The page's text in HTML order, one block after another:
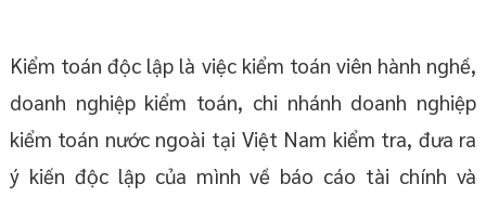
Kiểm toán độc lập là việc kiểm toán viên hành nghề,
doanh nghiệp kiểm toán, chi nhánh doanh nghiệp
kiểm toán nước ngoài tại Việt Nam kiểm tra, đưa ra
ý kiến độc lập của mình về báo cáo tài chính và